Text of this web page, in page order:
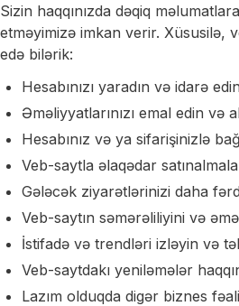
Sizin haqqınızda dəqiq
etməyimizə imkan verir. Xüsusilə,
edə bilərik:
Hesabınızı yaradın və idarə
Əməliyyatlarınızı emal edin
Hesabınız və ya sifarişinizlə
Veb-saytla əlaqədar
Gələcək ziyarətlərinizi daha
Veb-saytın səmərəliliyini və
İstifadə və trendləri izləyin və
Veb-saytdakı yeniləmələr
Lazım olduqda digər biznes